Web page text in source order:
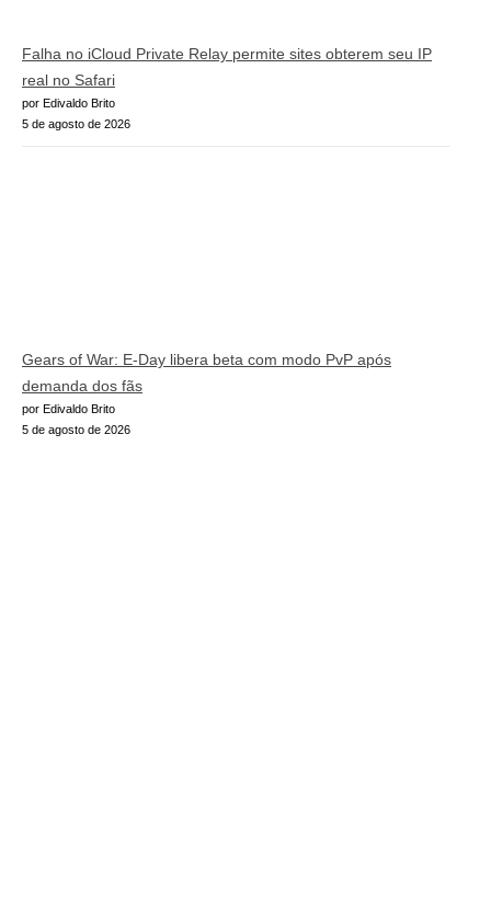
Falha no iCloud Private Relay permite sites obterem seu IP
real no Safari
por Edivaldo Brito
5 de agosto de 2026
Gears of War: E-Day libera beta com modo PvP após
demanda dos fãs
por Edivaldo Brito
5 de agosto de 2026